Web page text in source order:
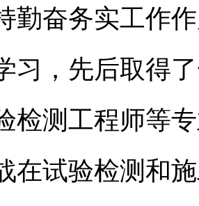
勤奋务实工作
习，先后取得
检测工程师等
在试验检测和